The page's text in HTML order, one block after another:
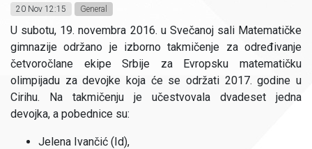
20 Nov 12:15 General
U subotu, 19. novembra 2016. u Svečanoj sali Matematičke
gimnazije održano je izborno takmičenje za određivanje
četvoročlane ekipe Srbije za Evropsku matematičku
olimpijadu za devojke koja će se održati 2017. godine u
Cirihu. Na takmičenju je učestvovala dvadeset jedna
devojka, a pobednice su:
Jelena Ivančić (Id),